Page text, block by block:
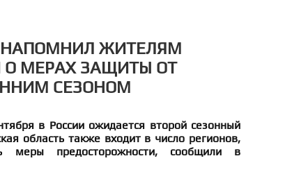
НАПОМНИЛ ЖИТЕЛЯМ
О МЕРАХ ЗАЩИТЫ ОТ
СЕЗОНОМ
в России ожидается второй сезонный
область также входит в число регионов,
меры предосторожности, сообщили в